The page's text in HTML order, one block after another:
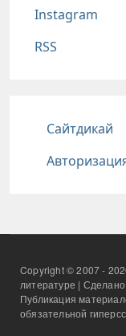
Instagram
RSS
Подвал
Сайтдикай
Copyright © 2007 -
литературе | Сделано
Публикация
обязательной